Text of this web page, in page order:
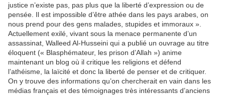
justice n’existe pas, pas plus que la liberté d’expression ou de
pensée. Il est impossible d’être athée dans les pays arabes, on
nous prend pour des gens malades, stupides et immoraux ».
Actuellement exilé, vivant sous la menace permanente d’un
assassinat, Walleed Al-Husseini qui a publié un ouvrage au titre
éloquent (« Blasphémateur, les prison d’Allah ») anime
maintenant un blog où il critique les religions et défend
l’athéisme, la laïcité et donc la liberté de penser et de critiquer.
On y trouve des informations qu’on chercherait en vain dans les
médias français et des témoignages très intéressants d’anciens